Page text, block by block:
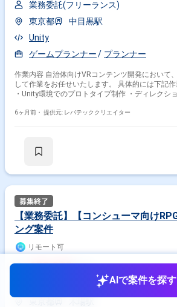
業務委託(フリーランス)
東京都
中目黒駅
Unity
ゲームプランナー
プランナー
作業内容 自治体向けVRコンテンツ開発におい
して作業をお任せいたします。 具体的には下記作
・Unity環境でのプロトタイプ制作 ・ディレクシ
6ヶ月前・ 提供元: レバテッククリエイター
【業務委託】【コンシューマ向け
ング案件
リモート可
600,000
業務委託(フリーランス)AIで案件を探す